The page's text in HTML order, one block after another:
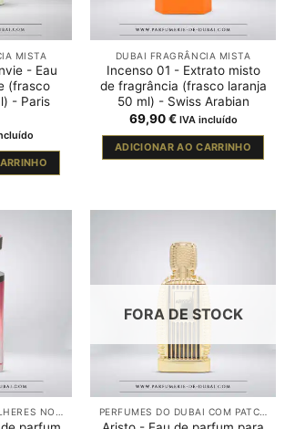
MISTA
- Eau
(frasco
- Paris
DUBAI FRAGRÂNCIA MISTA
Incenso 01 - Extrato misto
de fragrância (frasco laranja
50 ml) - Swiss Arabian
69,90€ IVA incluído
ADICIONAR AO CARRINHO
FORA DE STOCK